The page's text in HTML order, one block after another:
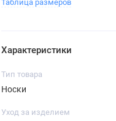
Таблица размеров
Характеристики
Тип товара
Носки
Уход за изделием